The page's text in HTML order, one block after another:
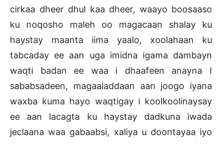
cirkaa dheer dhul kaa dheer, waayo boosaaso
ku noqosho maleh oo magacaan shalay ku
haystay maanta iima yaalo, xoolahaan ku
tabcaday ee aan uga imidna igama dambayn
waqti badan ee waa i dhaafeen anayna I
sababsadeen, magaaladdaan aan joogo iyana
waxba kuma hayo waqtigay i koolkoolinaysay
ee aan lacagta ku haystay dadkuna iwada
jeclaana waa gabaabsi, xaliya u doontayaa iyo